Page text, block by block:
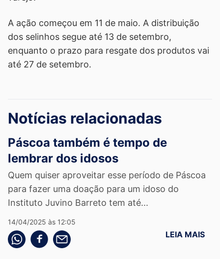
A ação começou em 11 de maio. A distribuição
dos selinhos segue até 13 de setembro,
enquanto o prazo para resgate dos produtos vai
até 27 de setembro.
Notícias relacionadas
Páscoa também é tempo de
lembrar dos idosos
Quem quiser aproveitar esse período de Páscoa
para fazer uma doação para um idoso do
Instituto Juvino Barreto tem até...
14/04/2025 às 12:05
Compartilhe pelo whatsapp
Compartilhar no facebook
Compartilhe pelo email LEIA MAIS